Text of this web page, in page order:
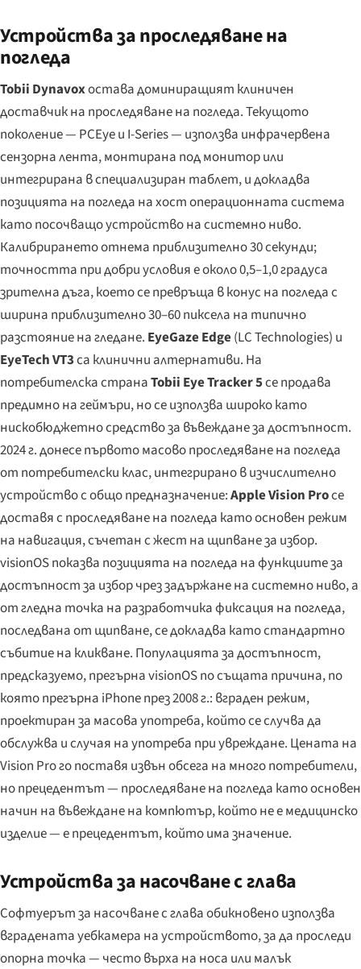
Устройства за проследяване на
погледа
Tobii Dynavoxостава доминиращият клиничен
доставчик на проследяване на погледа. Текущото
поколение — PCEye и I-Series — използва инфрачервена
сензорна лента, монтирана под монитор или
интегрирана в специализиран таблет, и докладва
позицията на погледа на хост операционната система
като посочващо устройство на системно ниво.
Калибрирането отнема приблизително 30 секунди;
точността при добри условия е около 0,5–1,0 градуса
зрителна дъга, което се превръща в конус на погледа с
ширина приблизително 30–60 пиксела на типично
разстояние на гледане. EyeGaze Edge(LC Technologies) и
EyeTech VT3са клинични алтернативи. На
потребителска странаTobii Eye Tracker 5се продава
предимно на геймъри, но се използва широко като
нискобюджетно средство за въвеждане за достъпност.
2024 г. донесе първото масово проследяване на погледа
от потребителски клас, интегрирано в изчислително
устройство с общо предназначение:Apple Vision Proсе
доставя с проследяване на погледа като основен режим
на навигация, съчетан с жест на щипване за избор.
visionOS показва позицията на погледа на функциите за
достъпност за избор чрез задържане на системно ниво, а
от гледна точка на разработчика фиксация на погледа,
последвана от щипване, се докладва като стандартно
събитие на кликване. Популацията за достъпност,
предсказуемо, прегърна visionOS по същата причина, по
която прегърна iPhone през 2008 г.: вграден режим,
проектиран за масова употреба, който се случва да
обслужва и случая на употреба при увреждане. Цената на
Vision Pro го поставя извън обсега на много потребители,
но прецедентът — проследяване на погледа като основен
начин на въвеждане на компютър, който не е медицинско
изделие — е прецедентът, който има значение.
Устройства за насочване с глава
Софтуерът за насочване с глава обикновено използва
вградената уебкамера на устройството, за да проследи
опорна точка — често върха на носа или малък